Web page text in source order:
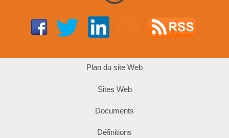
Plan du site Web
Sites Web
Documents
Définitions